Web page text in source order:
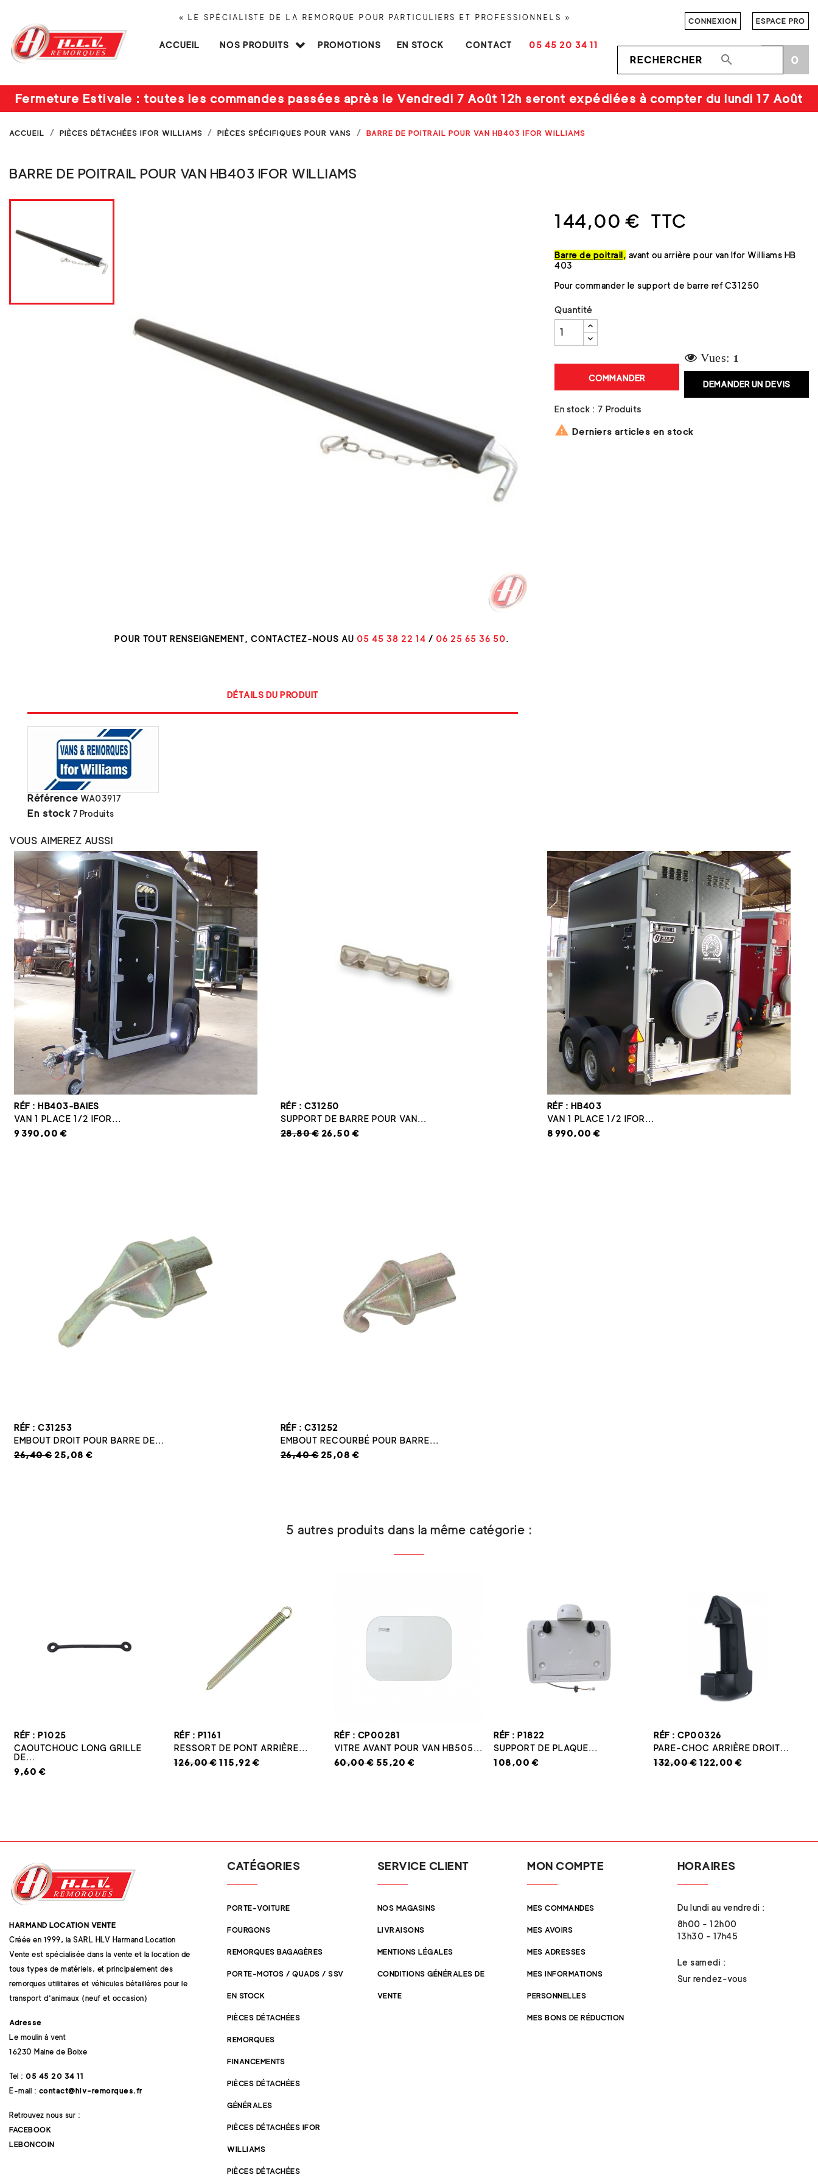
« LE SPÉCIALISTE DE LA REMORQUE POUR PARTICULIERS ET PROFESSIONNELS »
ACCUEIL NOS PRODUITS PROMOTIONS EN STOCK CONTACT 05 45 20 34 11
CONNEXION ESPACE PRO
 0
Fermeture Estivale : toutes les commandes passées après le Vendredi 7 Août 12h seront expédiées à compter du lundi 17 Août
ACCUEIL PIÈCES DÉTACHÉES IFOR WILLIAMS PIÈCES SPÉCIFIQUES POUR VANS BARRE DE POITRAIL POUR VAN HB403 IFOR WILLIAMS
BARRE DE POITRAIL POUR VAN HB403 IFOR WILLIAMS
POUR TOUT RENSEIGNEMENT, CONTACTEZ-NOUS AU 05 45 38 22 14 / 06 25 65 36 50.
144,00 € TTC
Barre de poitrail, avant ou arrière pour van Ifor Williams HB
403
Pour commander le support de barre refC31250
Quantité
COMMANDER
Vues: 1
DEMANDER UN DEVIS
En stock : 7 Produits
 Derniers articles en stock
DÉTAILS DU PRODUIT
Référence WA03917
En stock 7 Produits
VOUS AIMEREZ AUSSI
RÉF : HB403-BAIES
VAN 1 PLACE 1/2 IFOR...
9 390,00 €
RÉF : C31250
SUPPORT DE BARRE POUR VAN...
28,80 € 26,50 €
RÉF : HB403
VAN 1 PLACE 1/2 IFOR...
8 990,00 €
RÉF : C31253
EMBOUT DROIT POUR BARRE DE...
26,40 € 25,08 €
RÉF : C31252
EMBOUT RECOURBÉ POUR BARRE...
26,40 € 25,08 €
5 autres produits dans la même catégorie :
RÉF : P1025
CAOUTCHOUC LONG GRILLE
DE...
9,60 €
RÉF : P1161
RESSORT DE PONT ARRIÈRE...
126,00 € 115,92 €
RÉF : CP00281
VITRE AVANT POUR VAN HB505...
60,00 € 55,20 €
RÉF : P1822
SUPPORT DE PLAQUE...
108,00 €
RÉF : CP00326
PARE-CHOC ARRIÈRE DROIT...
132,00 € 122,00 €
HARMAND LOCATION VENTE
Créée en 1999, la SARL HLV Harmand Location
Vente est spécialisée dans la vente et la location de
tous types de matériels, et principalement des
remorques utilitaires et véhicules bétaillères pour le
transport d'animaux (neuf et occasion)
Adresse
Le moulin à vent
16230 Maine de Boixe
Tel : 05 45 20 34 11
E-mail : contact@hlv-remorques.fr
Retrouvez nous sur :
FACEBOOK
LEBONCOIN
CATÉGORIES
PORTE-VOITURE
FOURGONS
REMORQUES BAGAGÈRES
PORTE-MOTOS / QUADS / SSV
EN STOCK
PIÈCES DÉTACHÉES
REMORQUES
FINANCEMENTS
PIÈCES DÉTACHÉES
GÉNÉRALES
PIÈCES DÉTACHÉES IFOR
WILLIAMS
PIÈCES DÉTACHÉES
SERVICE CLIENT
NOS MAGASINS
LIVRAISONS
MENTIONS LÉGALES
CONDITIONS GÉNÉRALES DE
VENTE
MON COMPTE
MES COMMANDES
MES AVOIRS
MES ADRESSES
MES INFORMATIONS
PERSONNELLES
MES BONS DE RÉDUCTION
HORAIRES
Du lundi au vendredi :
8h00 - 12h00
13h30 - 17h45
Le samedi :
Sur rendez-vous